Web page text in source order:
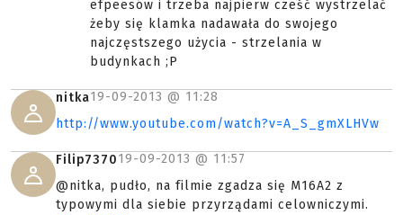
efpeesów i trzeba najpierw cześć wystrzelać
żeby się klamka nadawała do swojego
najczęstszego użycia - strzelania w
budynkach ;P
nitka19-09-2013 @ 11:28
http://www.youtube.com/watch?v=A_S_gmXLHVw
Filip737019-09-2013 @ 11:57
@nitka, pudło, na filmie zgadza się M16A2 z
typowymi dla siebie przyrządami celowniczymi.